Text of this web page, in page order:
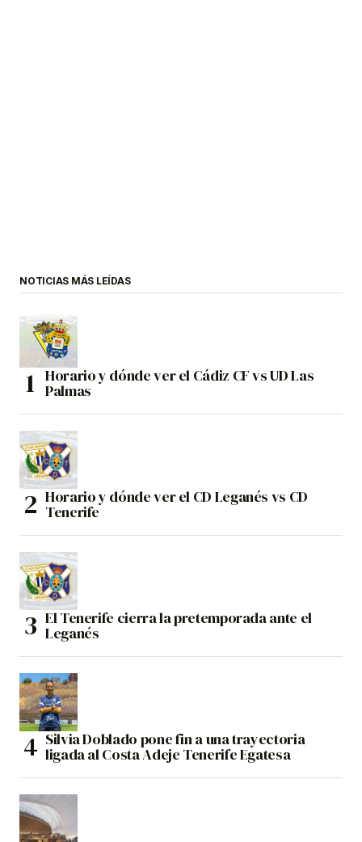
NOTICIAS MÁS LEÍDAS
Horario y dónde ver el Cádiz CF vs UD Las
Palmas
Horario y dónde ver el CD Leganés vs CD
Tenerife
El Tenerife cierra la pretemporada ante el
Leganés
Silvia Doblado pone fin a una trayectoria
ligada al Costa Adeje Tenerife Egatesa